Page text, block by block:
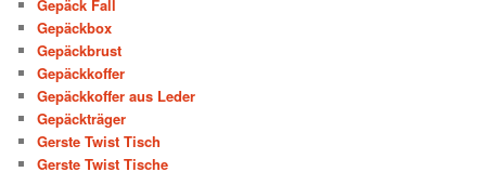
Gepäck Fall
Gepäckbox
Gepäckbrust
Gepäckkoffer
Gepäckkoffer aus Leder
Gepäckträger
Gerste Twist Tisch
Gerste Twist Tische